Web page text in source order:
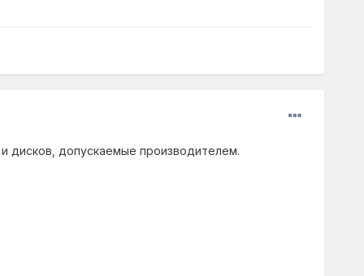
дисков, допускаемые производителем.